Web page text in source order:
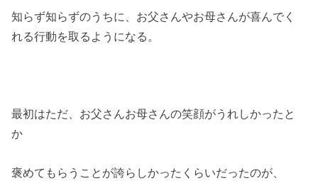
知らず知らずのうちに、お父さんやお母さんが喜んでく
れる行動を取るようになる。
最初はただ、お父さんお母さんの笑顔がうれしかったと
か
褒めてもらうことが誇らしかったくらいだったのが、